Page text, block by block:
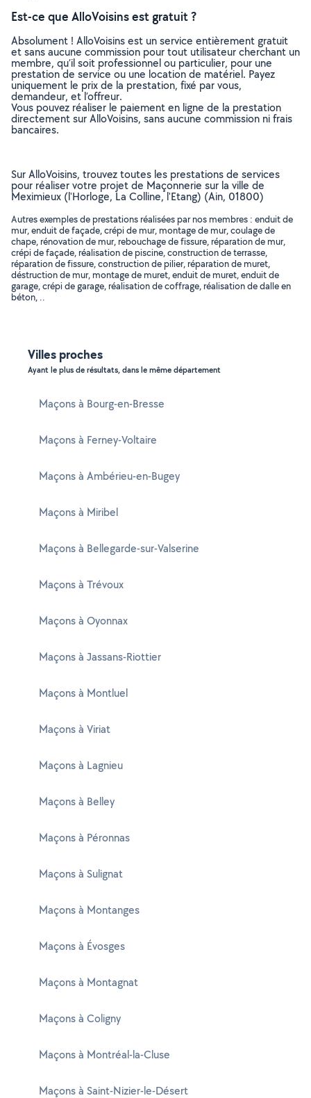
Est-ce que AlloVoisins est gratuit ?
Absolument ! AlloVoisins est un service entièrement gratuit
et sans aucune commission pour tout utilisateur cherchant un
membre, qu’il soit professionnel ou particulier, pour une
prestation de service ou une location de matériel. Payez
uniquement le prix de la prestation, fixé par vous,
demandeur, et l’offreur.
Vous pouvez réaliser le paiement en ligne de la prestation
directement sur AlloVoisins, sans aucune commission ni frais
bancaires.
Sur AlloVoisins, trouvez toutes les prestations de services
pour réaliser votre projet de Maçonnerie sur la ville de
Meximieux (l'Horloge, La Colline, l'Etang) (Ain, 01800)
Autres exemples de prestations réalisées par nos membres : enduit de
mur, enduit de façade, crépi de mur, montage de mur, coulage de
chape, rénovation de mur, rebouchage de fissure, réparation de mur,
crépi de façade, réalisation de piscine, construction de terrasse,
réparation de fissure, construction de pilier, réparation de muret,
déstruction de mur, montage de muret, enduit de muret, enduit de
garage, crépi de garage, réalisation de coffrage, réalisation de dalle en
béton, ..
Villes proches
Ayant le plus de résultats, dans le même département
Maçons à Bourg-en-Bresse
Maçons à Ferney-Voltaire
Maçons à Ambérieu-en-Bugey
Maçons à Miribel
Maçons à Bellegarde-sur-Valserine
Maçons à Trévoux
Maçons à Oyonnax
Maçons à Jassans-Riottier
Maçons à Montluel
Maçons à Viriat
Maçons à Lagnieu
Maçons à Belley
Maçons à Péronnas
Maçons à Sulignat
Maçons à Montanges
Maçons à Évosges
Maçons à Montagnat
Maçons à Coligny
Maçons à Montréal-la-Cluse
Maçons à Saint-Nizier-le-Désert